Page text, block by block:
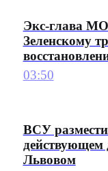
Экс-глава
Зеленскому
03:50
ВСУ
действующем
Львовом